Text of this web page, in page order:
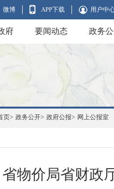
微博 APP下载 用户中
府 要闻动态 政务
页> 政务公开> 政府公报> 网上公报室
省物价局省财政